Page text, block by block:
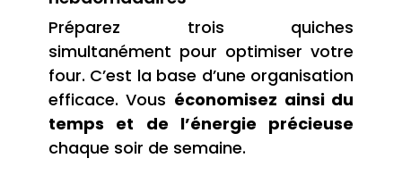
Préparez trois quiches
simultanément pour optimiser votre
four. C’est la base d’une organisation
efficace. Vous économisez ainsi du
temps et de l’énergie précieuse
chaque soir de semaine.